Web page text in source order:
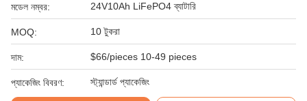
মডেল নম্বর: 24V10Ah LiFePO4 ব্যাটারি
MOQ: 10 টুকরা
দাম: $66/pieces 10-49 pieces
প্যাকেজিং বিবরণ: স্ট্যান্ডার্ড প্যাকেজিং